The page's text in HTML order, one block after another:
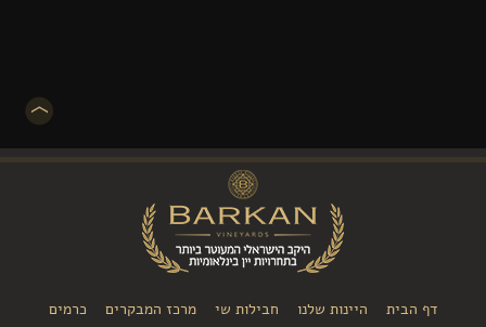
היינות שלנו חבילות שי מרכז המבקרים
כרמים